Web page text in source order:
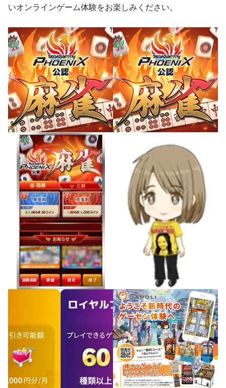
いオンラインゲーム体験をお楽しみください。